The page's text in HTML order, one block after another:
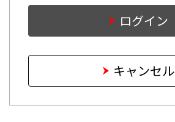
ログイン
キャンセル